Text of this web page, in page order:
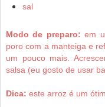
sal
Modo de preparo:em
poro com a manteiga e
um pouco mais.
salsa (eu gosto de usar
Dica: este arroz é um